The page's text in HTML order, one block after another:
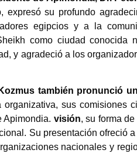
expresó su profundo
egipcios y a la
como ciudad
y agradeció a los
también pronunció
sus comisiones
Apimondia. visión, su forma
Su presentación ofreció
nacionales y